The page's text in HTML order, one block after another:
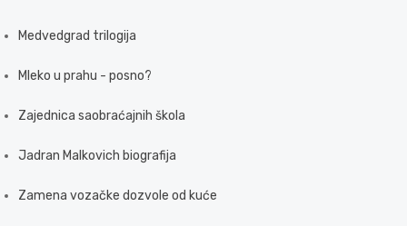
Medvedgrad trilogija
Mleko u prahu - posno?
Zajednica saobraćajnih škola
Jadran Malkovich biografija
Zamena vozačke dozvole od kuće